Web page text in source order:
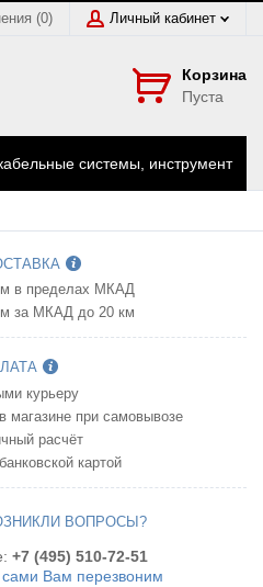
(0) Личный кабинет
Корзина
Пуста
системы, инструмент
в пределах МКАД
за МКАД до 20 км
курьеру
магазине при самовывозе
расчёт
картой
ВОПРОСЫ?
+7 (495) 510-72-51
Вам перезвоним